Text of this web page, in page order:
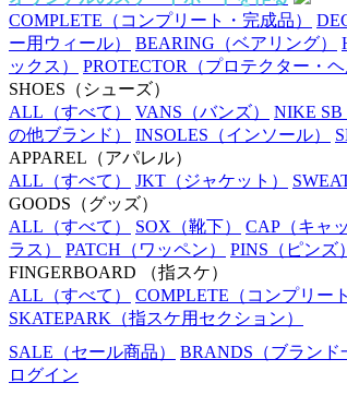
COMPLETE （コンプリート・完成品）
ー用ウィール）
BEARING （ベアリング）
ックス）
PROTECTOR （プロテクター・
SHOES （シューズ）
ALL （すべて） VANS （バンズ） NIKE SB
の他ブランド）
INSOLES （インソール）
APPAREL （アパレル）
ALL （すべて） JKT （ジャケット）
GOODS （グッズ）
ALL （すべて） SOX （靴下） CAP （キャ
ラス）
PATCH （ワッペン） PINS （ピンズ）
FINGERBOARD
（指スケ）
ALL （すべて） COMPLETE （コンプリー
SKATEPARK （指スケ用セクション）
SALE （セール商品） BRANDS （ブランド
ログイン